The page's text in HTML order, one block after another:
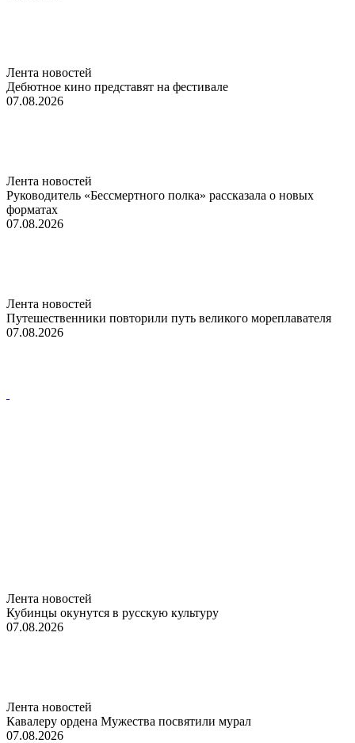
Лента новостей
Дебютное кино представят на фестивале
07.08.2026
Лента новостей
Руководитель «Бессмертного полка» рассказала о новых
форматах
07.08.2026
Лента новостей
Путешественники повторили путь великого мореплавателя
07.08.2026
Лента новостей
Кубинцы окунутся в русскую культуру
07.08.2026
Лента новостей
Кавалеру ордена Мужества посвятили мурал
07.08.2026